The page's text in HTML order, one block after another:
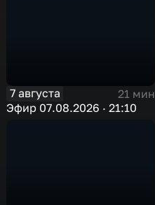
7 августа
21 мин
Эфир 07.08.2026 · 21:10